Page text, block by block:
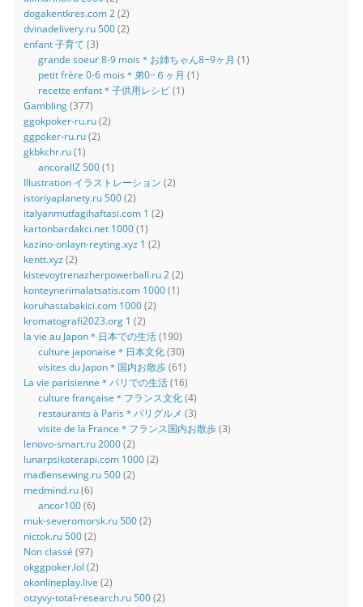
dogakentkres.com 2(2)
dvinadelivery.ru 500(2)
enfant 子育て (3)
grande soeur 8-9 mois＊お姉ちゃん8−9ヶ月 (1)
petit frère 0-6 mois＊弟0−６ヶ月 (1)
recette enfant＊子供用レシピ(1)
Gambling(377)
ggokpoker-ru.ru(2)
ggpoker-ru.ru(2)
gkbkchr.ru(1)
ancorallZ 500(1)
Illustration イラストレーション (2)
istoriyaplanety.ru 500(2)
italyanmutfagihaftasi.com 1 (2)
kartonbardakci.net 1000(1)
kazino-onlayn-reyting.xyz 1 (2)
kentt.xyz (2)
kistevoytrenazherpowerball.ru 2(2)
konteynerimalatsatis.com 1000(1)
koruhastabakici.com 1000(2)
kromatografi2023.org 1 (2)
la vie au Japon＊日本での生活(190)
culture japonaise＊日本文化(30)
visites du Japon＊国内お散歩(61)
La vie parisienne＊パリでの生活(16)
culture française＊フランス文化(4)
restaurants à Paris＊パリグルメ (3)
visite de la France＊フランス国内お散歩(3)
lenovo-smart.ru 2000(2)
lunarpsikoterapi.com 1000(2)
madlensewing.ru 500(2)
medmind.ru(6)
ancor100(6)
muk-severomorsk.ru 500(2)
nictok.ru 500(2)
Non classé (97)
okggpoker.lol (2)
okonlineplay.live (2)
otzyvy-total-research.ru 500(2)